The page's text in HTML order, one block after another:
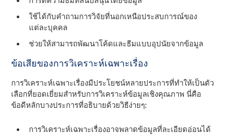
ใช้ได้กับคําถามการวิจัยที่นอกเหนือประสบการณ์ของ
แต่ละบุคคล
ช่วยให้สามารถพัฒนาโค้ดและธีมแบบอุปนัยจากข้อมูล
ข้อเสียของการวิเคราะห์เฉพาะเรื่อง
การวิเคราะห์เฉพาะเรื่องมีประโยชน์หลายประการที่ทําให้เป็นตัว
เลือกที่ยอดเยี่ยมสําหรับการวิเคราะห์ข้อมูลเชิงคุณภาพ นี่คือ
ข้อดีหลักบางประการที่อธิบายด้วยวิธีง่ายๆ:
การวิเคราะห์เฉพาะเรื่องอาจพลาดข้อมูลที่ละเอียดอ่อนได้